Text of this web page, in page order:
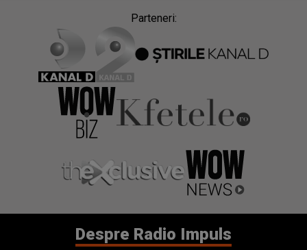
Parteneri:
Despre Radio Impuls